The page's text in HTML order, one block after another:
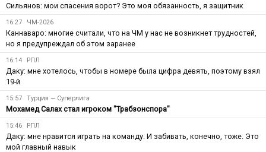
Сильянов: мои спасения ворот? Это моя обязанность, я защитник
16:27 ЧМ-2026
Каннаваро: многие считали, что на ЧМ у нас не возникнет трудностей,
но я предупреждал об этом заранее
16:14 РПЛ
Даку: мне хотелось, чтобы в номере была цифра девять, поэтому взял
19-й
15:57 Турция — Суперлига
Мохамед Салах стал игроком "Трабзонспора"
15:46 РПЛ
Даку: мне нравится играть на команду. И забивать, конечно, тоже. Это
мой главный навык